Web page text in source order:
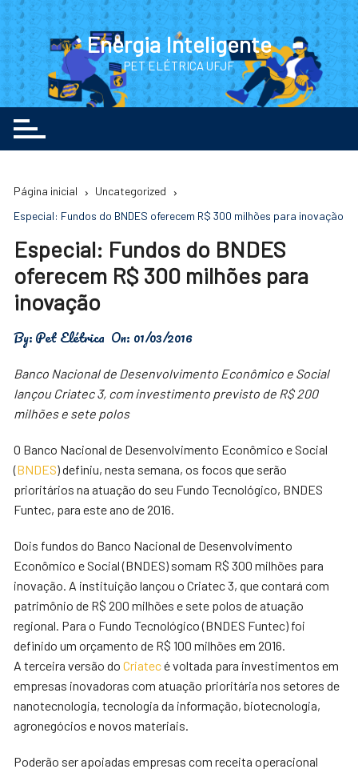
Ir
para
o
conteúdo
Energia Inteligente
PET ELÉTRICA UFJF
Página inicial
Uncategorized
Especial: Fundos do BNDES oferecem R$ 300 milhões para inovação
Especial: Fundos do BNDES
oferecem R$ 300 milhões para
inovação
By:Pet Elétrica On: 01/03/2016
Banco Nacional de Desenvolvimento Econômico e Social
lançou Criatec 3, com investimento previsto de R$ 200
milhões e sete polos
O Banco Nacional de Desenvolvimento Econômico e Social
(BNDES) definiu, nesta semana, os focos que serão
prioritários na atuação do seu Fundo Tecnológico, BNDES
Funtec, para este ano de 2016.
Dois fundos do Banco Nacional de Desenvolvimento
Econômico e Social (BNDES) somam R$ 300 milhões para
inovação. A instituição lançou o Criatec 3, que contará com
patrimônio de R$ 200 milhões e sete polos de atuação
regional. Para o Fundo Tecnológico (BNDES Funtec) foi
definido um orçamento de R$ 100 milhões em 2016.
A terceira versão doCriatecé voltada para investimentos em
empresas inovadoras com atuação prioritária nos setores de
nanotecnologia, tecnologia da informação, biotecnologia,
agronegócios e novos materiais.
Poderão ser apoiadas empresas com receita operacional